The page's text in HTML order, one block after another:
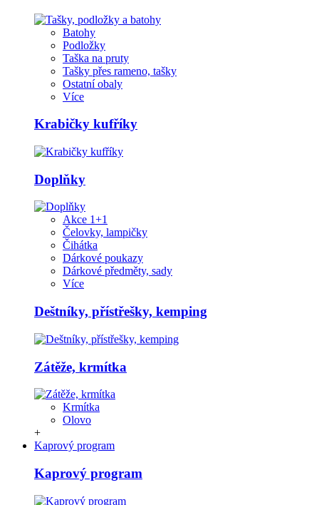
Batohy
Podložky
Taška na pruty
Tašky přes rameno, tašky
Ostatní obaly
Více
Krabičky kufříky
Doplňky
Akce 1+1
Čelovky, lampičky
Čihátka
Dárkové poukazy
Dárkové předměty, sady
Více
Deštníky, přístřešky, kemping
Zátěže, krmítka
Krmítka
Olovo
+
Kaprový program
Kaprový program